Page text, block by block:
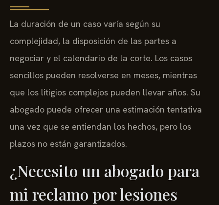
La duración de un caso varía según su
complejidad, la disposición de las partes a
negociar y el calendario de la corte. Los casos
sencillos pueden resolverse en meses, mientras
que los litigios complejos pueden llevar años. Su
abogado puede ofrecer una estimación tentativa
una vez que se entiendan los hechos, pero los
plazos no están garantizados.
¿Necesito un abogado para
mi reclamo por lesiones